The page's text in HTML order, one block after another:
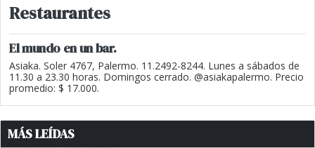
Restaurantes
El mundo en un bar.
Asiaka. Soler 4767, Palermo. 11.2492-8244. Lunes a sábados de
11.30 a 23.30 horas. Domingos cerrado. @asiakapalermo. Precio
promedio: $ 17.000.
MÁS LEÍDAS